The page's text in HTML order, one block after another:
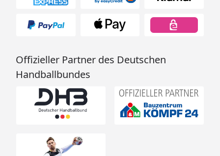
Offizieller Partner des Deutschen
Handballbundes